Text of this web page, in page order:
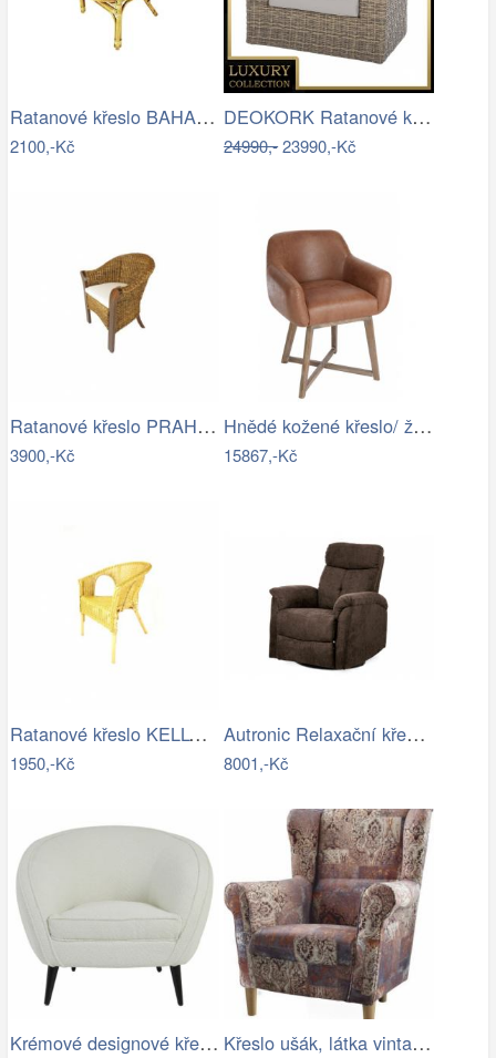
Ratanové křeslo BAHAMA světlé - XL…
2100,-Kč
DEOKORK Ratanové křeslo BORNEO LUXURY …
24990,-23990,-Kč
Ratanové křeslo PRAHA - banánový list
3900,-Kč
Hnědé kožené křeslo/ židle Venetta - 62…
15867,-Kč
Ratanové křeslo KELLY - světlý med
1950,-Kč
Autronic Relaxační křeslo TV-333 BR3
8001,-Kč
Krémové designové křeslo Almond bouclé … Křeslo ušák, látka vintage hnědá 1026,…